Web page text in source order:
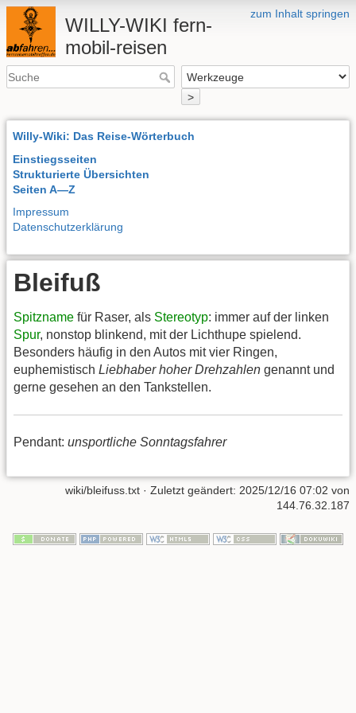
zum Inhalt springen
WILLY-WIKI fern-
mobil-reisen
>
Willy-Wiki: Das Reise-Wörterbuch
Einstiegsseiten
Strukturierte Übersichten
Seiten A—Z
Impressum
Datenschutzerklärung
Bleifuß
Spitzname für Raser, als Stereotyp: immer auf der linken
Spur, nonstop blinkend, mit der Lichthupe spielend.
Besonders häufig in den Autos mit vier Ringen,
euphemistisch Liebhaber hoher Drehzahlen genannt und
gerne gesehen an den Tankstellen.
Pendant: unsportliche Sonntagsfahrer
wiki/bleifuss.txt · Zuletzt geändert: 2025/12/16 07:02 von
144.76.32.187